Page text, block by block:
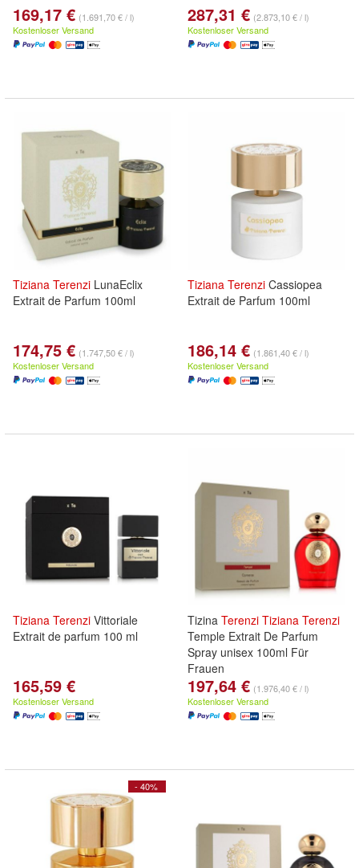
169,17 € (1.691,70 € / l)
Kostenloser Versand
287,31 € (2.873,10 € / l)
Kostenloser Versand
Tiziana Terenzi LunaEclix
Extrait de Parfum 100ml
174,75 € (1.747,50 € / l)
Kostenloser Versand
Tiziana Terenzi Cassiopea
Extrait de Parfum 100ml
186,14 € (1.861,40 € / l)
Kostenloser Versand
Tiziana Terenzi Vittoriale
Extrait de parfum 100 ml
165,59 €
Kostenloser Versand
Tizina Terenzi Tiziana Terenzi
Temple Extrait De Parfum
Spray unisex 100ml Für
Frauen
197,64 € (1.976,40 € / l)
Kostenloser Versand
- 40%